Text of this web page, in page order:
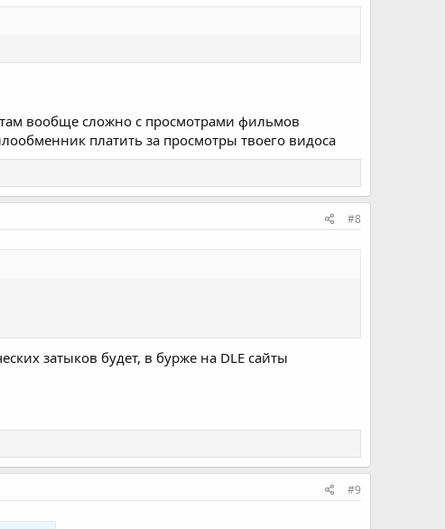
вообще сложно с просмотрами фильмов
платить за просмотры твоего видоса
#8
затыков будет, в бурже на DLE сайты
#9